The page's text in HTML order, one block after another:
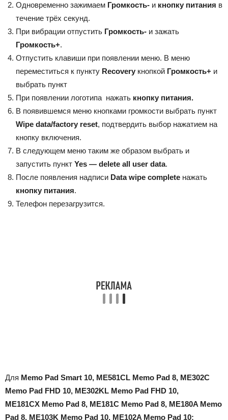
Одновременно зажимаем Громкость- и кнопку питания в
течение трёх секунд.
При вибрации отпустить Громкость- и зажать
Громкость+.
Отпустить клавиши при появлении меню. В меню
переместиться к пункту Recovery кнопкой Громкость+ и
выбрать пункт
При появлении логотипа нажать кнопку питания.
В появившемся меню кнопками громкости выбрать пункт
Wipe data/factory reset, подтвердить выбор нажатием на
кнопку включения.
В следующем меню таким же образом выбрать и
запустить пункт Yes — delete all user data.
После появления надписи Data wipe complete нажать
кнопку питания.
Телефон перезагрузится.
Для Memo Pad Smart 10, ME581CL Memo Pad 8, ME302C
Memo Pad FHD 10, ME302KL Memo Pad FHD 10,
ME181CX Memo Pad 8, ME181C Memo Pad 8, ME180A Memo
Pad 8, ME103K Memo Pad 10, ME102A Memo Pad 10: